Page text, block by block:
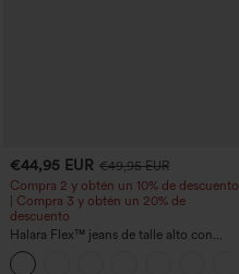
€44,95 EUR €49,95 EUR
Compra 2 y obtén un 10% de descuento
| Compra 3 y obtén un 20% de
descuento
Halara Flex™ jeans de talle alto con
bolsillos, dobladillo enrollado, pierna
ancha y efecto lavado, estilo casual